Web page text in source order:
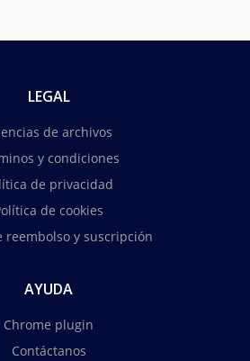
LEGAL
de archivos
y condiciones
de privacidad
de cookies
reembolso y suscripción
AYUDA
Chrome plugin
Contáctanos